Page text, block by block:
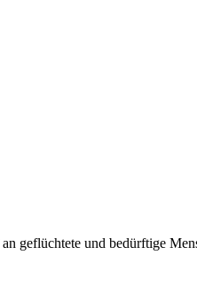
geflüchtete und bedürftige